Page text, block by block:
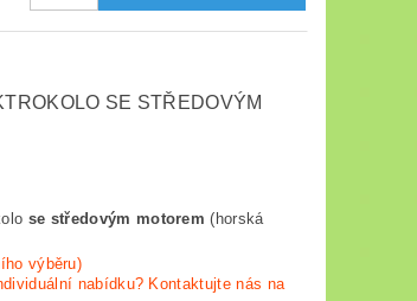
SE STŘEDOVÝM
se středovým motorem(horská
výběru)
nabídku? Kontaktujte nás na